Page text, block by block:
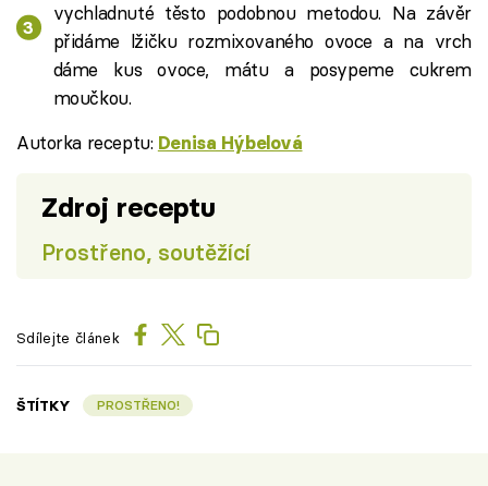
vychladnuté těsto podobnou metodou. Na závěr
přidáme lžičku rozmixovaného ovoce a na vrch
dáme kus ovoce, mátu a posypeme cukrem
moučkou.
Autorka receptu: Denisa Hýbelová
Zdroj receptu
Prostřeno, soutěžící
Sdílejte článek
ŠTÍTKY PROSTŘENO!